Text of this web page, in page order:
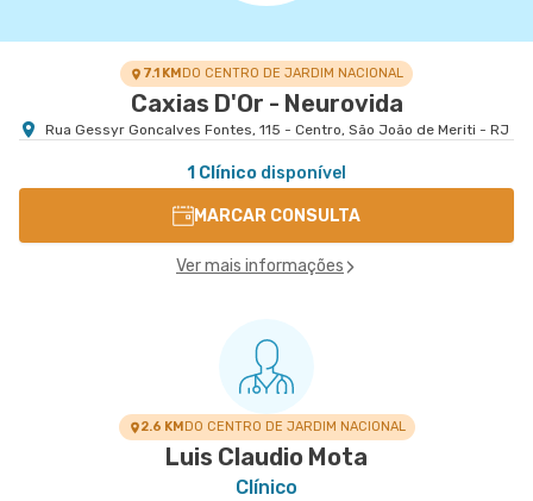
7.1 KMDO CENTRO DE JARDIM NACIONAL
Caxias D'Or - Neurovida
Rua Gessyr Goncalves Fontes, 115 - Centro, São João de Meriti - RJ
1 Clínico disponível
MARCAR CONSULTA
Ver mais informações
2.6 KMDO CENTRO DE JARDIM NACIONAL
Luis Claudio Mota
Clínico